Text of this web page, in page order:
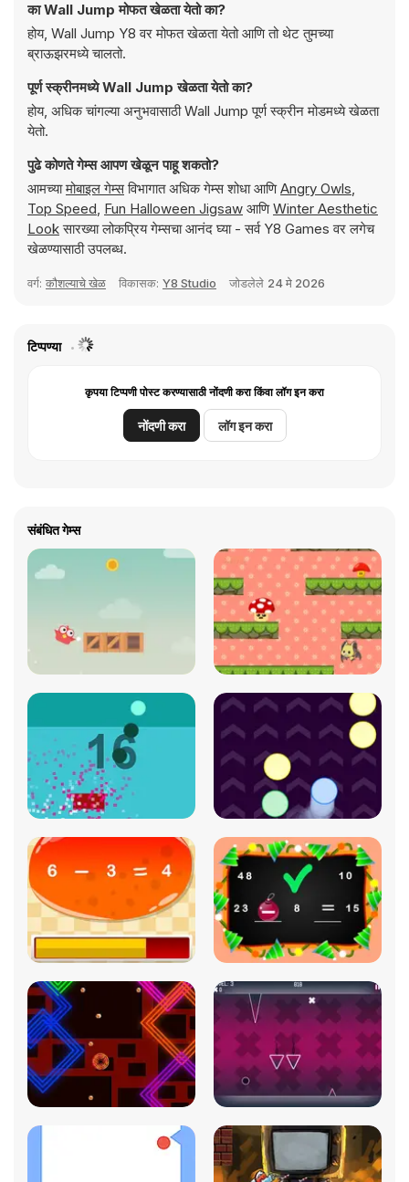
का Wall Jump मोफत खेळता येतो का?
होय, Wall Jump Y8 वर मोफत खेळता येतो आणि तो थेट तुमच्या
ब्राऊझरमध्ये चालतो.
पूर्ण स्क्रीनमध्ये Wall Jump खेळता येतो का?
होय, अधिक चांगल्या अनुभवासाठी Wall Jump पूर्ण स्क्रीन मोडमध्ये खेळता
येतो.
पुढे कोणते गेम्स आपण खेळून पाहू शकतो?
आमच्यामोबाइल गेम्सविभागात अधिक गेम्स शोधा आणिAngry Owls,
Top Speed, Fun Halloween Jigsaw आणिWinter Aesthetic
Lookसारख्या लोकप्रिय गेम्सचा आनंद घ्या - सर्व Y8 Games वर लगेच
खेळण्यासाठी उपलब्ध.
वर्ग: कौशल्याचे खेळ विकासक: Y8 Studio जोडलेले 24 मे 2026
टिप्पण्या
कृपया टिप्पणी पोस्ट करण्यासाठी नोंदणी करा किंवा लॉग इन करा
नोंदणी करा लॉग इन करा
संबंधित गेम्स